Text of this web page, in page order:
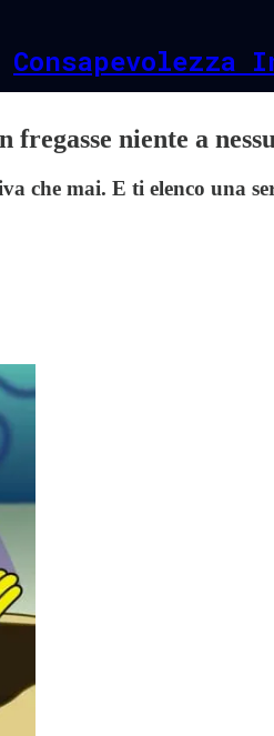
Consapevolezza
niente a
che mai. E ti elenco una